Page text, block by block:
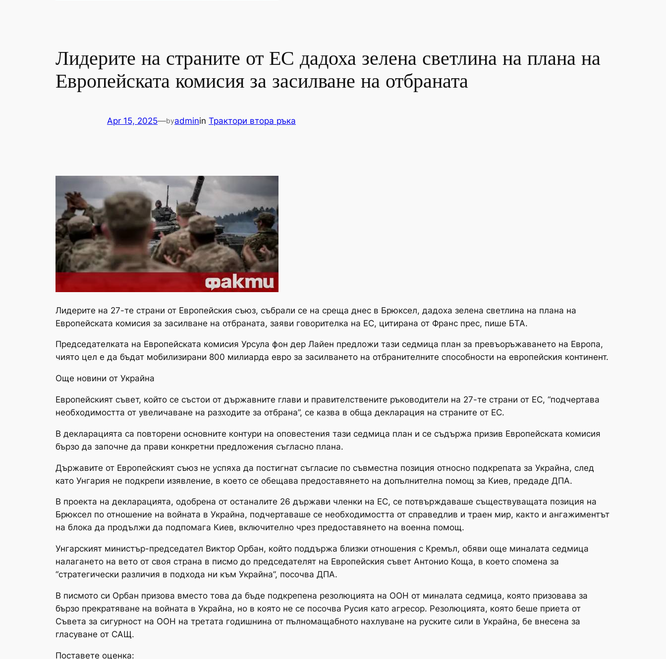
Лидерите на страните от ЕС дадоха зелена светлина на плана на
Европейската комисия за засилване на отбраната
Apr 15, 2025—byadminin Трактори втора ръка
Лидерите на 27-те страни от Европейския съюз, събрали се на среща днес в Брюксел, дадоха зелена светлина на плана на
Европейската комисия за засилване на отбраната, заяви говорителка на ЕС, цитирана от Франс прес, пише БТА.
Председателката на Европейската комисия Урсула фон дер Лайен предложи тази седмица план за превъоръжаването на Европа,
чиято цел е да бъдат мобилизирани 800 милиарда евро за засилването на отбранителните способности на европейския континент.
Още новини от Украйна
Европейският съвет, който се състои от държавните глави и правителствените ръководители на 27-те страни от ЕС, “подчертава
необходимостта от увеличаване на разходите за отбрана”, се казва в обща декларация на страните от ЕС.
В декларацията са повторени основните контури на оповестения тази седмица план и се съдържа призив Европейската комисия
бързо да започне да прави конкретни предложения съгласно плана.
Държавите от Европейският съюз не успяха да постигнат съгласие по съвместна позиция относно подкрепата за Украйна, след
като Унгария не подкрепи изявление, в което се обещава предоставянето на допълнителна помощ за Киев, предаде ДПА.
В проекта на декларацията, одобрена от останалите 26 държави членки на ЕС, се потвърждаваше съществуващата позиция на
Брюксел по отношение на войната в Украйна, подчертаваше се необходимостта от справедлив и траен мир, както и ангажиментът
на блока да продължи да подпомага Киев, включително чрез предоставянето на военна помощ.
Унгарският министър-председател Виктор Орбан, който поддържа близки отношения с Кремъл, обяви още миналата седмица
налагането на вето от своя страна в писмо до председателят на Европейския съвет Антонио Коща, в което спомена за
“стратегически различия в подхода ни към Украйна”, посочва ДПА.
В писмото си Орбан призова вместо това да бъде подкрепена резолюцията на ООН от миналата седмица, която призовава за
бързо прекратяване на войната в Украйна, но в която не се посочва Русия като агресор. Резолюцията, която беше приета от
Съвета за сигурност на ООН на третата годишнина от пълномащабното нахлуване на руските сили в Украйна, бе внесена за
гласуване от САЩ.
Поставете оценка: